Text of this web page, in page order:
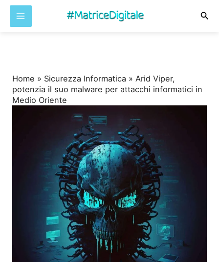
Home » Sicurezza Informatica »Arid Viper,
potenzia il suo malware per attacchi informatici in
Medio Oriente